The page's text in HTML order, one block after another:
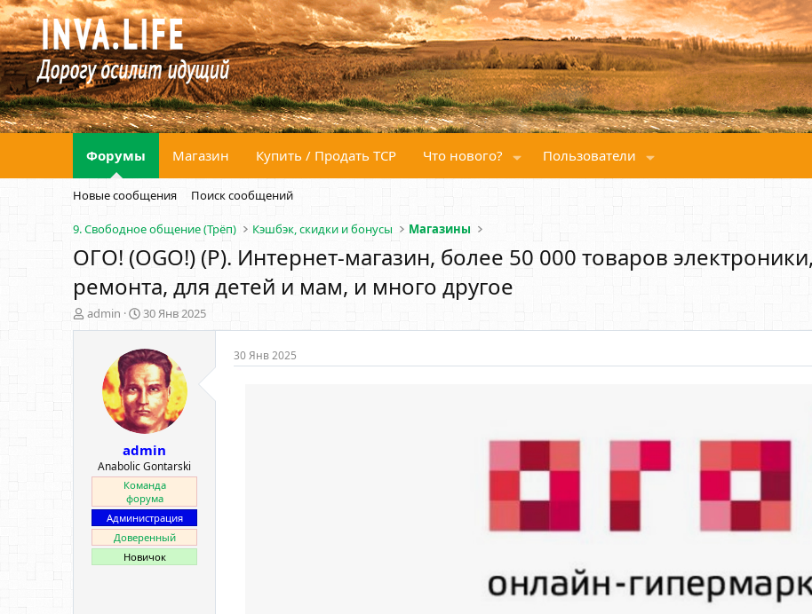
Форумы Магазин Купить / Продать ТСР Что нового? Пользователи
Новые сообщения Поиск сообщений
9. Свободное общение (Трёп) Кэшбэк, скидки и бонусы Магазины
ОГО! (OGO!) (P). Интернет-магазин, более 50 000 товаров
ремонта, для детей и мам, и много другое
А
в
admin
Д
а
а
н
а
ч
а
а
30 Янв 2025
admin
Anabolic Gontarski
Команда
форума
Администрация
Доверенный
Новичок
30 Янв 2025